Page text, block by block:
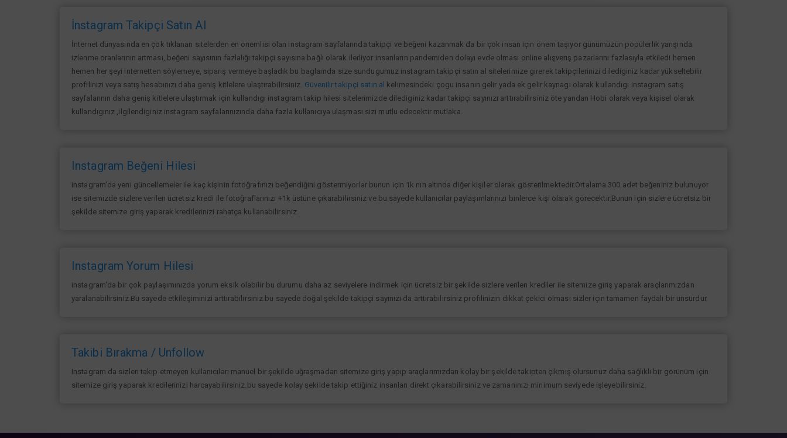
İnstagram Takipçi Satın Al
İnternet dünyasında en çok tıklanan sitelerden en önemlisi olan instagram sayfalarında takipçi ve beğeni kazanmak da bir çok insan için önem taşıyor günümüzün popülerlik yarışında
izlenme oranlarının artması, beğeni sayısının fazlalığı takipçi sayısına bağlı olarak ilerliyor insanların pandemiden dolayı evde olması online alışverış pazarlarını fazlasıyla etkiledi hemen
hemen her şeyi internetten söylemeye, sipariş vermeye başladık bu baglamda size sundugumuz instagram takipçi satın al sitelerimize girerek takipçilerinizi dilediginiz kadar yükseltebilir
profilinizi veya satış hesabınızı daha geniş kitlelere ulaştırabilirsiniz. Güvenilir takipçi satın al kelimesindeki çogu insanın gelir yada ek gelir kaynagı olarak kullandıgı instagram satış
sayfalarının daha geniş kitlelere ulaştırmak için kullandıgı instagram takip hilesi sitelerimizde dilediginiz kadar takipçi sayınızı arttırabilirsiniz öte yandan Hobi olarak veya kişisel olarak
kullandıgınız ,ilgilendiginiz instagram sayfalarınızında daha fazla kullanıcıya ulaşması sizi mutlu edecektir mutlaka.
Instagram Beğeni Hilesi
instagram'da yeni güncellemeler ile kaç kişinin fotoğrafınızı beğendiğini göstermiyorlar bunun için 1k nın altında diğer kişiler olarak gösterilmektedir.Ortalama 300 adet beğeniniz bulunuyor
ise sitemizde sizlere verilen ücretsiz kredi ile fotoğraflarınızı +1k üstüne çıkarabilirsiniz ve bu sayede kullanıcılar paylaşımlarınızı binlerce kişi olarak görecektir.Bunun için sizlere ücretsiz bir
şekilde sitemize giriş yaparak kredilerinizi rahatça kullanabilirsiniz.
Instagram Yorum Hilesi
instagram'da bir çok paylaşımınızda yorum eksik olabilir bu durumu daha az seviyelere indirmek için ücretsiz bir şekilde sizlere verilen krediler ile sitemize giriş yaparak araçlarımızdan
yaralanabilirsiniz.Bu sayede etkileşiminizi arttırabilirsiniz.bu sayede doğal şekilde takipçi sayınızı da arttırabilirsiniz profilinizin dikkat çekici olması sizler için tamamen faydalı bir unsurdur.
Takibi Bırakma / Unfollow
Instagram da sizleri takip etmeyen kullanıcıları manuel bir şekilde uğraşmadan sitemize giriş yapıp araçlarımızdan kolay bir şekilde takipten çıkmış olursunuz daha sağlıklı bir görünüm için
sitemize giriş yaparak kredilerinizi harcayabilirsiniz.bu sayede kolay şekilde takip ettiğiniz insanları direkt çıkarabilirsiniz ve zamanınızı minimum seviyede işleyebilirsiniz.